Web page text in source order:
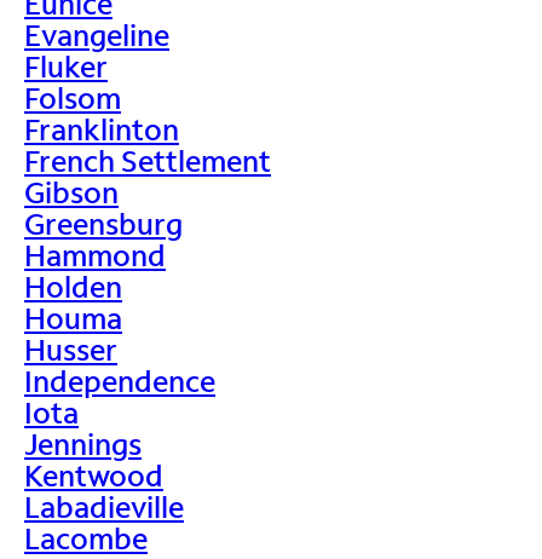
Evangeline
Fluker
Folsom
Franklinton
French Settlement
Gibson
Greensburg
Hammond
Holden
Houma
Husser
Independence
Iota
Jennings
Kentwood
Labadieville
Lacombe